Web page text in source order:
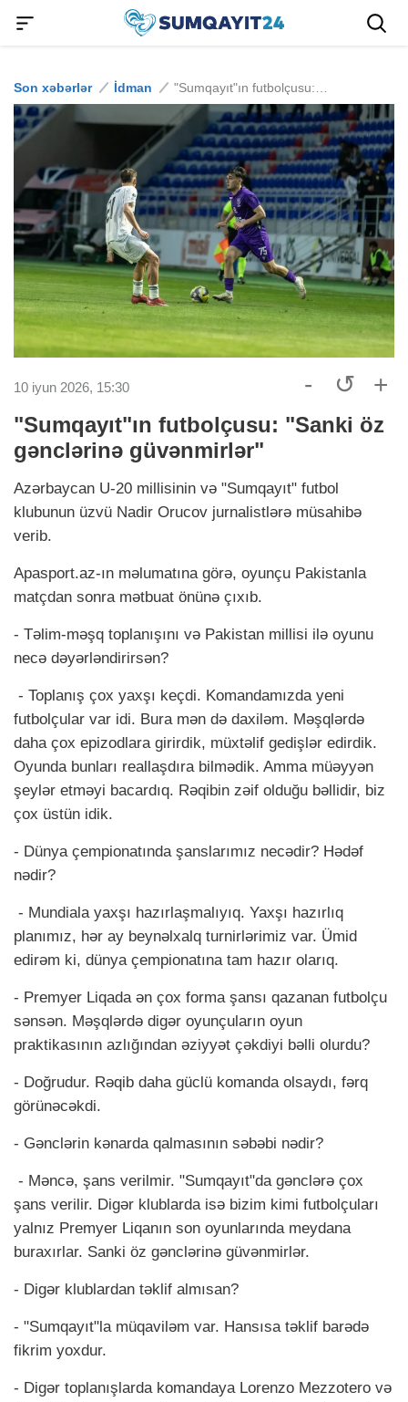
Son xəbərlər İdman
10 iyun 2026, 15:30 - ↺ +
"Sumqayıt"ın futbolçusu: "Sanki öz
gənclərinə güvənmirlər"
Azərbaycan U-20 millisinin və "Sumqayıt" futbol
klubunun üzvü Nadir Orucov jurnalistlərə müsahibə
verib.
Apasport.az-ın məlumatına görə, oyunçu Pakistanla
matçdan sonra mətbuat önünə çıxıb.
- Təlim-məşq toplanışını və Pakistan millisi ilə oyunu
necə dəyərləndirirsən?
- Toplanış çox yaxşı keçdi. Komandamızda yeni
futbolçular var idi. Bura mən də daxiləm. Məşqlərdə
daha çox epizodlara girirdik, müxtəlif gedişlər edirdik.
Oyunda bunları reallaşdıra bilmədik. Amma müəyyən
şeylər etməyi bacardıq. Rəqibin zəif olduğu bəllidir, biz
çox üstün idik.
- Dünya çempionatında şanslarımız necədir? Hədəf
nədir?
- Mundiala yaxşı hazırlaşmalıyıq. Yaxşı hazırlıq
planımız, hər ay beynəlxalq turnirlərimiz var. Ümid
edirəm ki, dünya çempionatına tam hazır olarıq.
- Premyer Liqada ən çox forma şansı qazanan futbolçu
sənsən. Məşqlərdə digər oyunçuların oyun
praktikasının azlığından əziyyət çəkdiyi bəlli olurdu?
- Doğrudur. Rəqib daha güclü komanda olsaydı, fərq
görünəcəkdi.
- Gənclərin kənarda qalmasının səbəbi nədir?
- Məncə, şans verilmir. "Sumqayıt"da gənclərə çox
şans verilir. Digər klublarda isə bizim kimi futbolçuları
yalnız Premyer Liqanın son oyunlarında meydana
buraxırlar. Sanki öz gənclərinə güvənmirlər.
- Digər klublardan təklif almısan?
- "Sumqayıt"la müqaviləm var. Hansısa təklif barədə
fikrim yoxdur.
- Digər toplanışlarda komandaya Lorenzo Mezzotero və